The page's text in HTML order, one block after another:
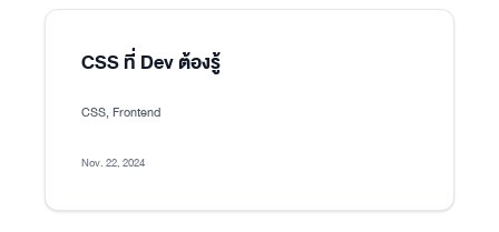
CSS ที่ Dev ต้องรู้
CSS, Frontend
Nov. 22, 2024